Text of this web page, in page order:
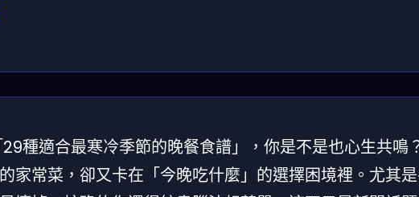
種適合最寒冷季節的晚餐食譜」，你是不是也心生共鳴
家常菜，卻又卡在「今晚吃什麼」的選擇困境裡。尤其